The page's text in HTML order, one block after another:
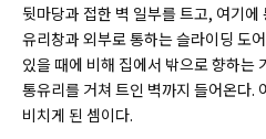
뒷마당과 접한 벽 일부를 트고, 여기에
유리창과 외부로 통하는 슬라이딩 도
있을 때에 비해 집에서 밖으로 향하는
통유리를 거쳐 트인 벽까지 들어온다.
비치게 된 셈이다.